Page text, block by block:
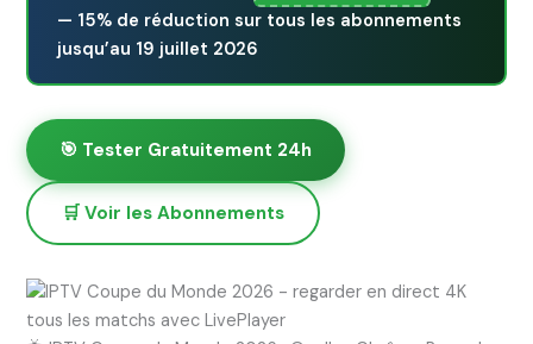
— 15% de réduction sur tous les abonnements
jusqu’au 19 juillet 2026
🎯 Tester Gratuitement 24h
🛒 Voir les Abonnements